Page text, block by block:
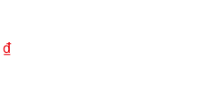
₫